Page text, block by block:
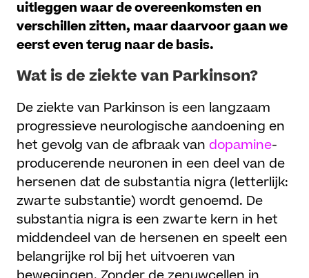
uitleggen waar de overeenkomsten en
verschillen zitten, maar daarvoor gaan we
eerst even terug naar de basis.
Wat is de ziekte van Parkinson?
De ziekte van Parkinson is een langzaam
progressieve neurologische aandoening en
het gevolg van de afbraak vandopamine-
producerende neuronen in een deel van de
hersenen dat de substantia nigra (letterlijk:
zwarte substantie) wordt genoemd. De
substantia nigra is een zwarte kern in het
middendeel van de hersenen en speelt een
belangrijke rol bij het uitvoeren van